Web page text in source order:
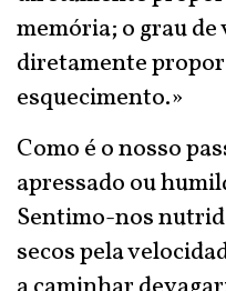
memória; o grau de
diretamente
esquecimento.»
Como é o nosso
apressado ou
Sentimo-nos
secos pela